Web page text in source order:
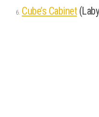
Cube’s Cabinet